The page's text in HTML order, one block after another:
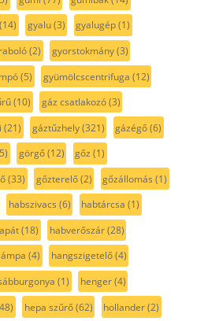
(14) gyalu(3) gyalugép(1)
(2) gyorstokmány(3)
(5) gyümölcscentrifuga (12)
(10) gáz csatlakozó(3)
(21) gáztűzhely(321) gázégő(6)
görgő(12) gőz (1)
(33) gőzterelő(2) gőzállomás (1)
habszivacs (6) habtárcsa (1)
(18) habverőszár(28)
(4) hangszigetelő(4)
(1) henger(4)
hepa szűrő(62) hollander(2)